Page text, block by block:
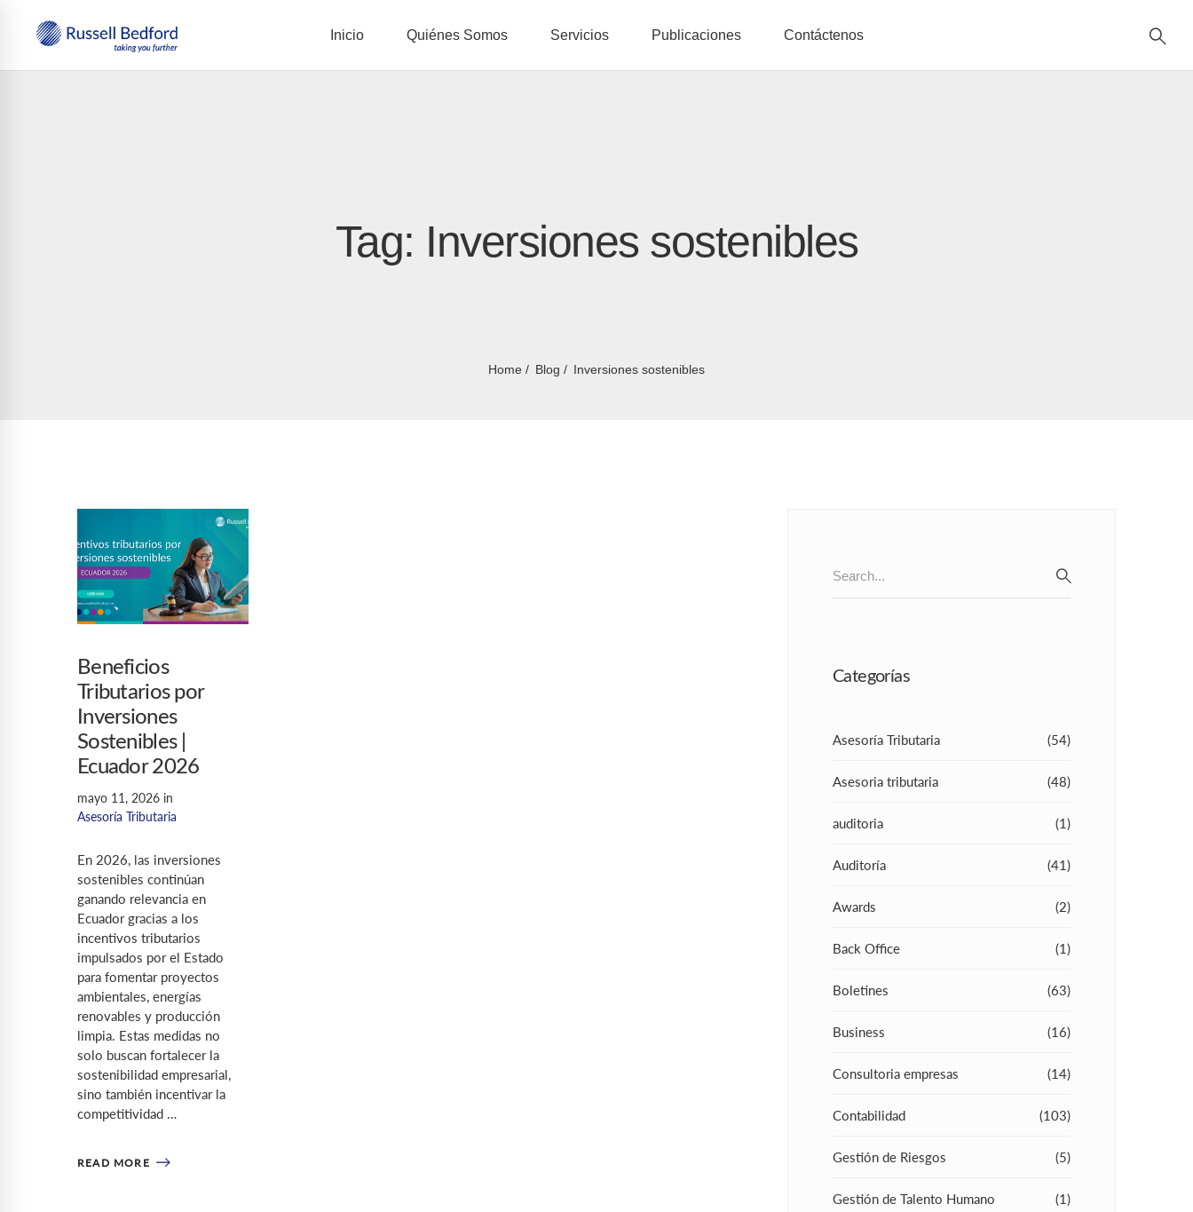
Inicio Quiénes Somos Servicios Publicaciones Contáctenos
Tag: Inversiones sostenibles
Home Blog Inversiones sostenibles
Beneficios
Tributarios por
Inversiones
Sostenibles |
Ecuador 2026
mayo 11, 2026 in
Asesoría Tributaria
En 2026, las inversiones
sostenibles continúan
ganando relevancia en
Ecuador gracias a los
incentivos tributarios
impulsados por el Estado
para fomentar proyectos
ambientales, energías
renovables y producción
limpia. Estas medidas no
solo buscan fortalecer la
sostenibilidad empresarial,
sino también incentivar la
competitividad …
READ MORE
for:
Categorías
Asesoría Tributaria (54)
Asesoria tributaria (48)
auditoria (1)
Auditoría (41)
Awards (2)
Back Office (1)
Boletines (63)
Business (16)
Consultoria empresas (14)
Contabilidad (103)
Gestión de Riesgos (5)
Gestión de Talento Humano (1)